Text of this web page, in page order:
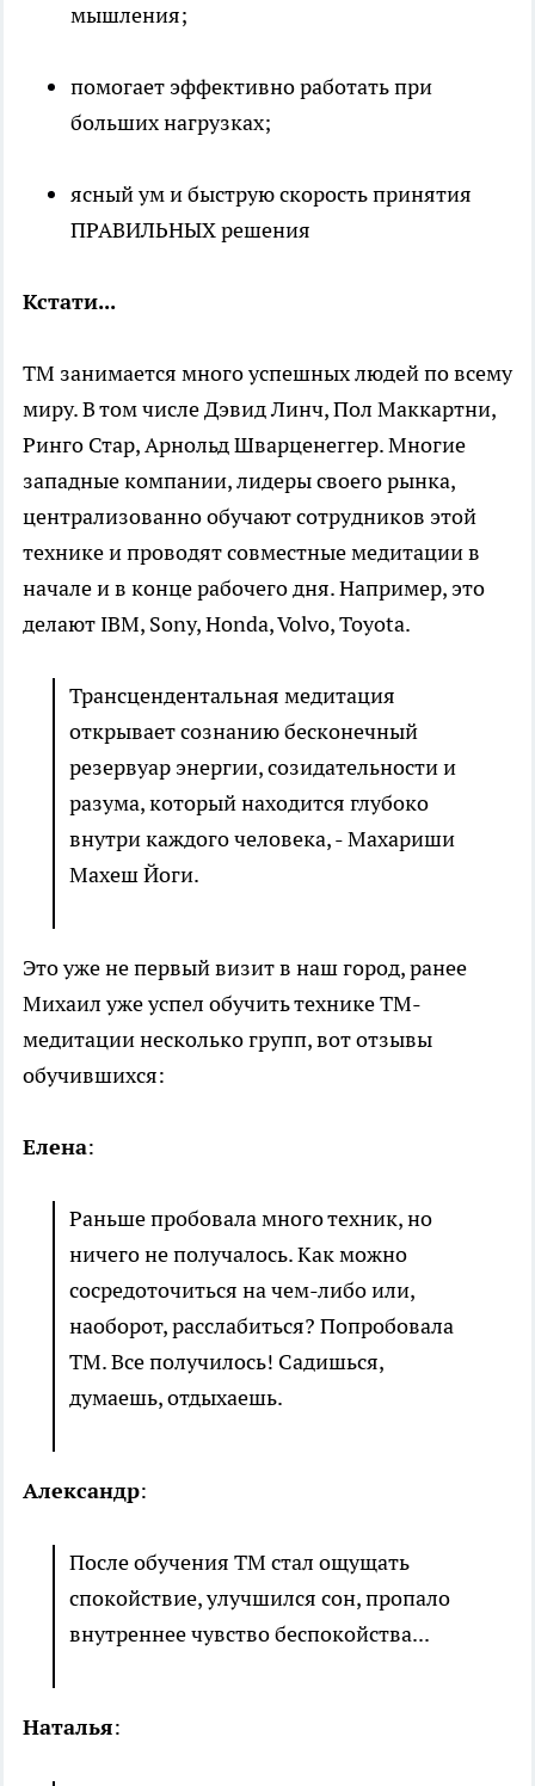
мышления;
помогает эффективно работать при
больших нагрузках;
ясный ум и быструю скорость принятия
ПРАВИЛЬНЫХ решения
Кстати...
ТМ занимается много успешных людей по всему
миру. В том числе Дэвид Линч, Пол Маккартни,
Ринго Стар, Арнольд Шварценеггер. Многие
западные компании, лидеры своего рынка,
централизованно обучают сотрудников этой
технике и проводят совместные медитации в
начале и в конце рабочего дня. Например, это
делают IBM, Sony, Honda, Volvo, Toyota.
Трансцендентальная медитация
открывает сознанию бесконечный
резервуар энергии, созидательности и
разума, который находится глубоко
внутри каждого человека, - Махариши
Махеш Йоги.
Это уже не первый визит в наш город, ранее
Михаил уже успел обучить технике ТМ-
медитации несколько групп, вот отзывы
обучившихся:
Елена:
Раньше пробовала много техник, но
ничего не получалось. Как можно
сосредоточиться на чем-либо или,
наоборот, расслабиться? Попробовала
ТМ. Все получилось! Садишься,
думаешь, отдыхаешь.
Александр:
После обучения ТМ стал ощущать
спокойствие, улучшился сон, пропало
внутреннее чувство беспокойства...
Наталья: